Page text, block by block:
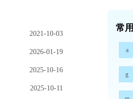
2021-10-03
2026-01-19
2025-10-16
2025-10-11
常
a
g